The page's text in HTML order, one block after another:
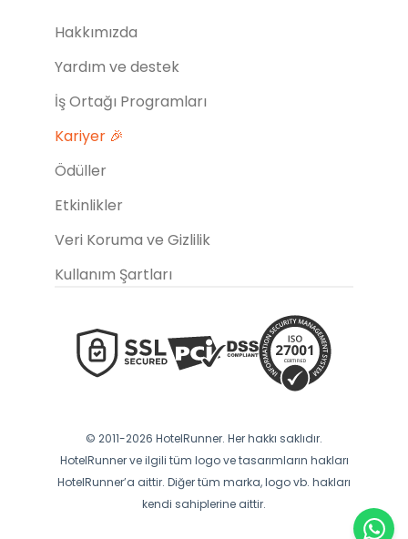
Hakkımızda
Yardım ve destek
İş Ortağı Programları
Kariyer 🎉
Ödüller
Etkinlikler
Veri Koruma ve Gizlilik
Kullanım Şartları
© 2011-2026 HotelRunner. Her hakkı saklıdır.
HotelRunner ve ilgili tüm logo ve tasarımların hakları
HotelRunner’a aittir. Diğer tüm marka, logo vb. hakları
kendi sahiplerine aittir.